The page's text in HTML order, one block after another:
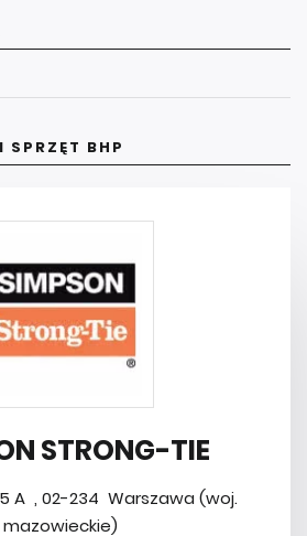
SPRZĘT BHP
STRONG-TIE
A , 02-234 Warszawa (woj.
mazowieckie)